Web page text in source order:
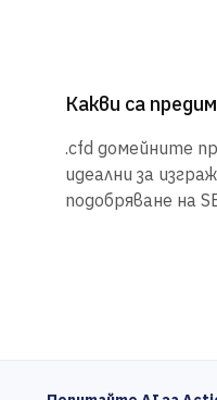
Какви са
.cfd домейните
идеални за
подобряване на